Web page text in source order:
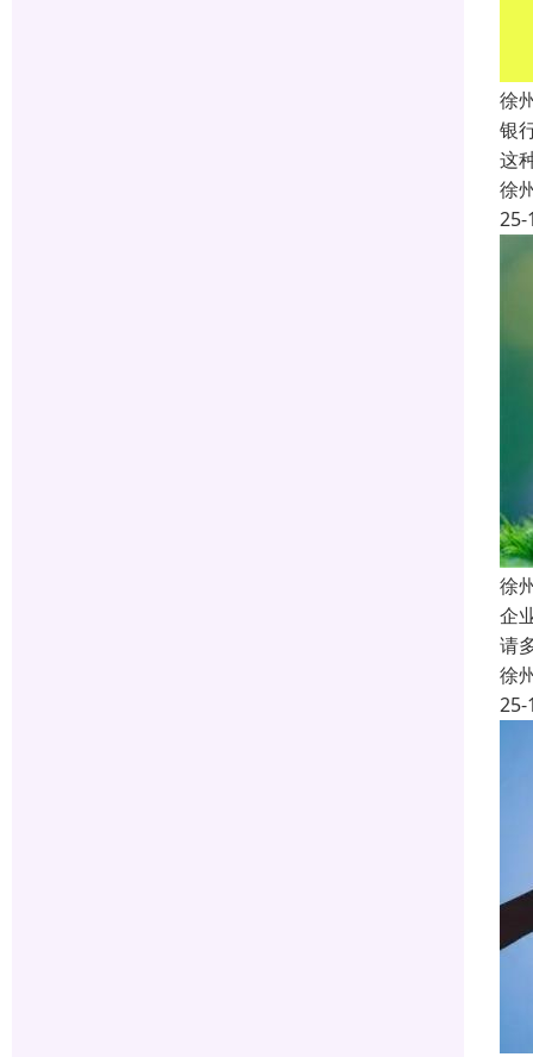
徐
银
这
徐
25-
徐
企
请
徐
25-